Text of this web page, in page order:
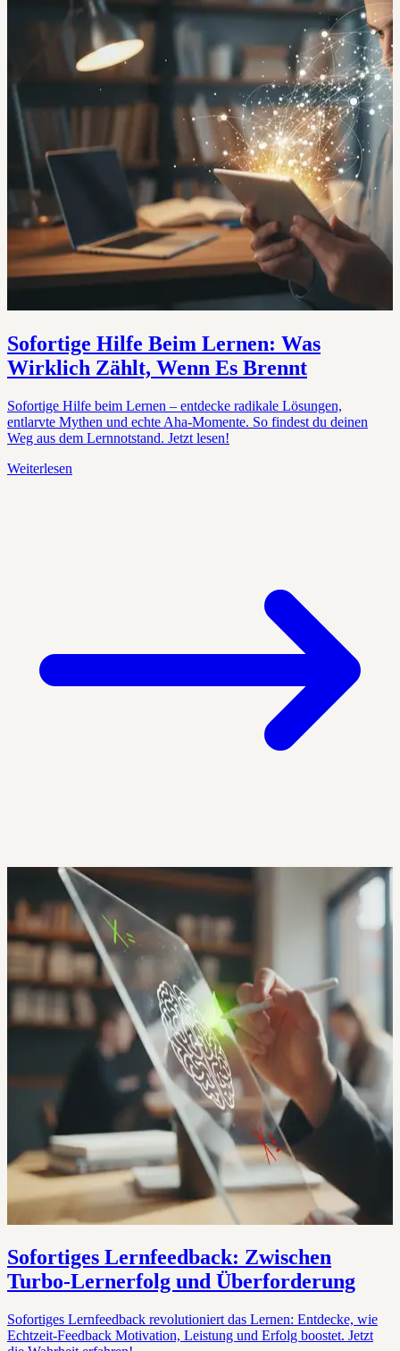
Sofortige Hilfe Beim Lernen: Was
Wirklich Zählt, Wenn Es Brennt
Sofortige Hilfe beim Lernen – entdecke radikale Lösungen,
entlarvte Mythen und echte Aha-Momente. So findest du deinen
Weg aus dem Lernnotstand. Jetzt lesen!
Weiterlesen
Sofortiges Lernfeedback: Zwischen
Turbo-Lernerfolg und Überforderung
Sofortiges Lernfeedback revolutioniert das Lernen: Entdecke, wie
Echtzeit-Feedback Motivation, Leistung und Erfolg boostet. Jetzt